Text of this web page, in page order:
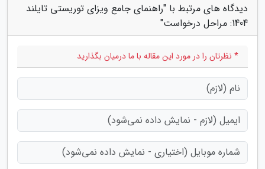
دیدگاه های مرتبط با "راهنمای جامع ویزای توریستی تایلند
1404: مراحل درخواست"
* نظرتان را در مورد این مقاله با ما درمیان بگذارید